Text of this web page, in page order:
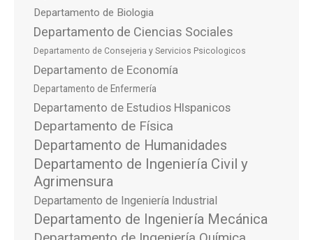
Departamento de Biologia
Departamento de Ciencias Sociales
Departamento de Consejeria y Servicios Psicologicos
Departamento de Economía
Departamento de Enfermería
Departamento de Estudios HIspanicos
Departamento de Física
Departamento de Humanidades
Departamento de Ingeniería Civil y
Agrimensura
Departamento de Ingeniería Industrial
Departamento de Ingeniería Mecánica